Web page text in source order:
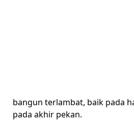
bangun terlambat, baik pada
pada akhir pekan.